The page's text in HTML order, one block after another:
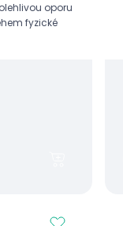
oporu
fyzické